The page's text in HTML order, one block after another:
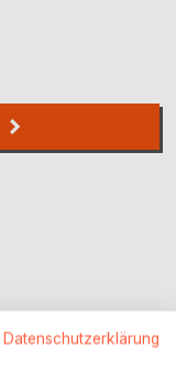
Datenschutzerklärung